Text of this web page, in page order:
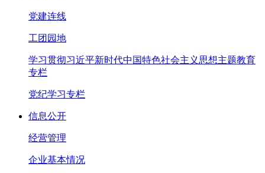
党建连线
工团园地
学习贯彻习近平新时代中国特色社会主义思想主题教育
专栏
党纪学习专栏
信息公开
经营管理
企业基本情况